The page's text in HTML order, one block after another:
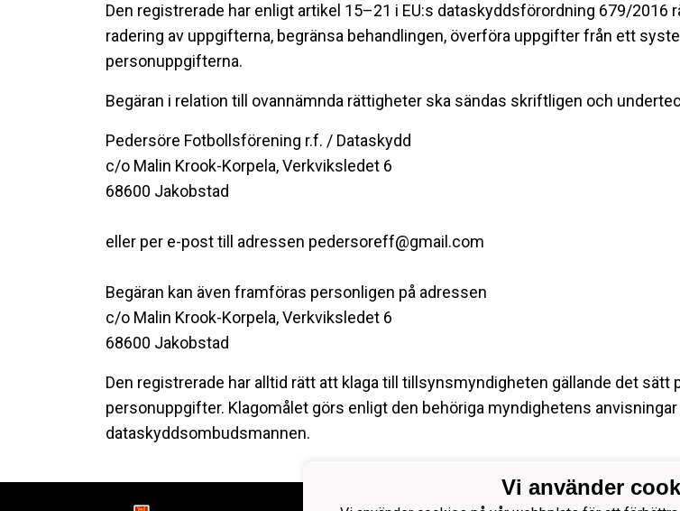
Den registrerade har enligt artikel 15–21 i EU:s dataskyddsförordning 679/
radering av uppgifterna, begränsa behandlingen, överföra uppgifter från ett
personuppgifterna.
Begäran i relation till ovannämnda rättigheter ska sändas skriftligen och
Pedersöre Fotbollsförening r.f. / Dataskydd
c/o Malin Krook-Korpela, Verkviksledet 6
68600 Jakobstad
eller per e-post till adressen pedersoreff@gmail.com
Begäran kan även framföras personligen på adressen
c/o Malin Krook-Korpela, Verkviksledet 6
68600 Jakobstad
Den registrerade har alltid rätt att klaga till tillsynsmyndigheten gällande det
personuppgifter. Klagomålet görs enligt den behöriga myndighetens
dataskyddsombudsmannen.
Vi använder